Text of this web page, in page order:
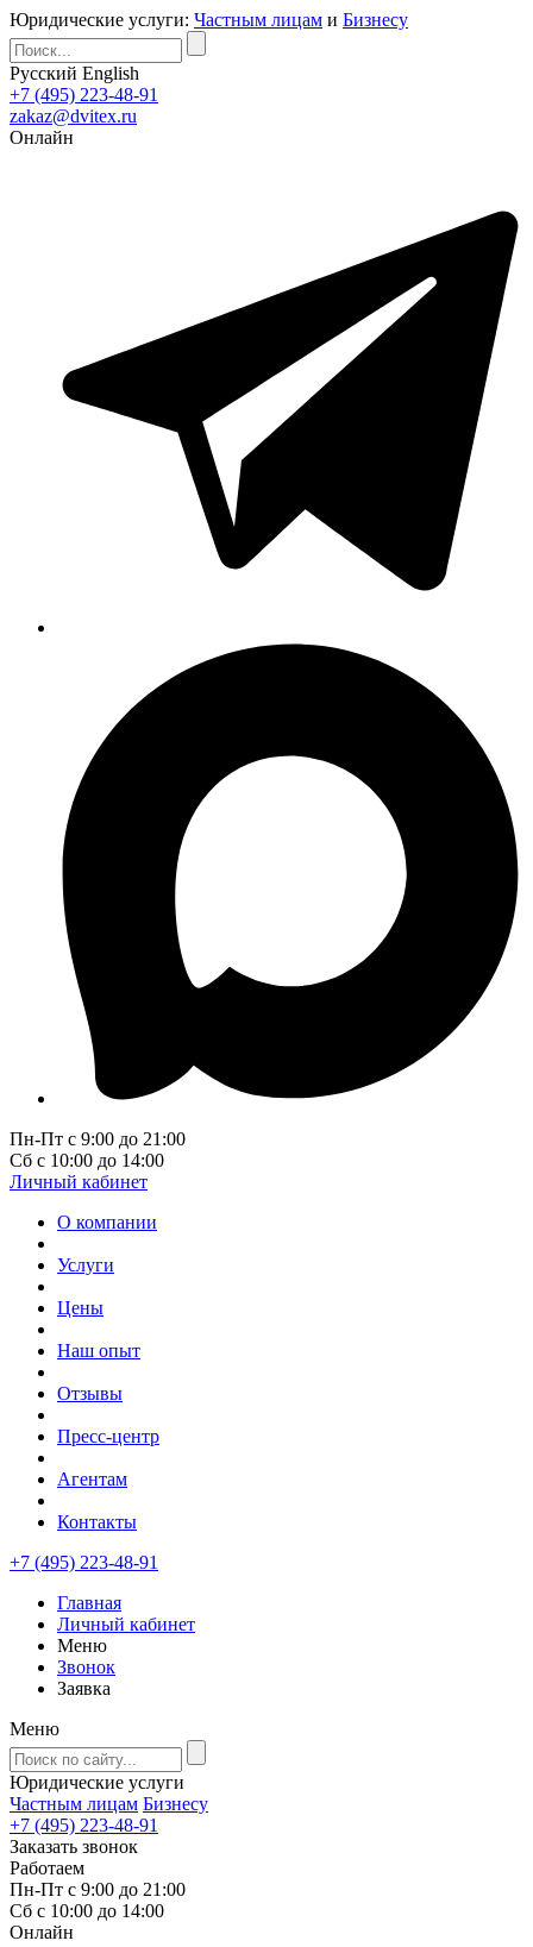
Юридические услуги: Частным лицам и Бизнесу
Русский English
+7 (495) 223-48-91
zakaz@dvitex.ru
Онлайн
Пн-Пт с 9:00 до 21:00
Сб с 10:00 до 14:00
Личный кабинет
О компании
Услуги
Цены
Наш опыт
Отзывы
Пресс-центр
Агентам
Контакты
+7 (495) 223-48-91
Главная
Личный кабинет
Меню
Звонок
Заявка
Меню
Юридические услуги
Частным лицам Бизнесу
+7 (495) 223-48-91
Заказать звонок
Работаем
Пн-Пт с 9:00 до 21:00
Сб с 10:00 до 14:00
Онлайн